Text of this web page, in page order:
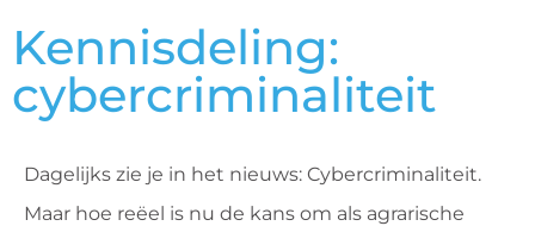
Kennisdeling:
cybercriminaliteit
Dagelijks zie je in het nieuws: Cybercriminaliteit.
Maar hoe reëel is nu de kans om als agrarische